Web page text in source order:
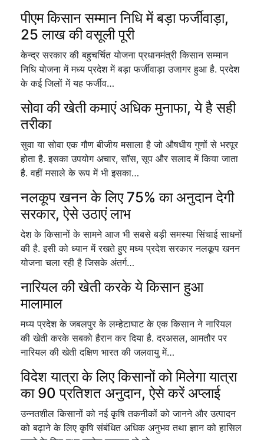
पीएम किसान सम्मान निधि में बड़ा फर्जीवाड़ा,
25 लाख की वसूली पूरी
केन्द्र सरकार की बहुचर्चित योजना प्रधानमंत्री किसान सम्मान
निधि योजना में मध्य प्रदेश में बड़ा फर्जीवाड़ा उजागर हुआ है. प्रदेश
के कई जिलों में यह फर्जीव…
सोवा की खेती कमाएं अधिक मुनाफा, ये है सही
तरीका
सुवा या सोवा एक गौण बीजीय मसाला है जो औषधीय गुणों से भरपूर
होता है. इसका उपयोग अचार, सॉस, सूप और सलाद में किया जाता
है. वहीं मसाले के रूप में भी इसका…
नलकूप खनन के लिए 75% का अनुदान देगी
सरकार, ऐसे उठाएं लाभ
देश के किसानों के सामने आज भी सबसे बड़ी समस्या सिंचाई साधनों
की है. इसी को ध्यान में रखते हुए मध्य प्रदेश सरकार नलकूप खनन
योजना चला रही है जिसके अंतर्ग…
नारियल की खेती करके ये किसान हुआ
मालामाल
मध्य प्रदेश के जबलपुर के लम्हेटाघाट के एक किसान ने नारियल
की खेती करके सबको हैरान कर दिया है. दरअसल, आमतौर पर
नारियल की खेती दक्षिण भारत की जलवायु में…
विदेश यात्रा के लिए किसानों को मिलेगा यात्रा
का 90 प्रतिशत अनुदान, ऐसे करें अप्लाई
उन्नतशील किसानों को नई कृषि तकनीकों को जानने और उत्पादन
को बढ़ाने के लिए कृषि संबंधित अधिक अनुभव तथा ज्ञान को हासिल